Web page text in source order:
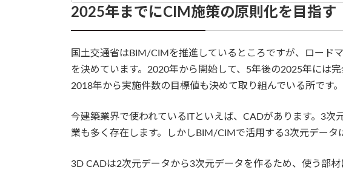
2025年までにCIM施策の原則化を目指す
国土交通省はBIM/CIMを推進しているところですが、ロード
を決めています。2020年から開始して、5年後の2025年には
2018年から実施件数の目標値も決めて取り組んでいる所です
今建築業界で使われているITといえば、CADがあります。3次
業も多く存在します。しかしBIM/CIMで活用する3次元データ
3D CADは2次元データから3次元データを作るため、使う部